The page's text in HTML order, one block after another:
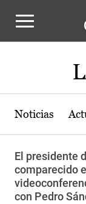
Noticias
El presidente
comparecido
con Pedro